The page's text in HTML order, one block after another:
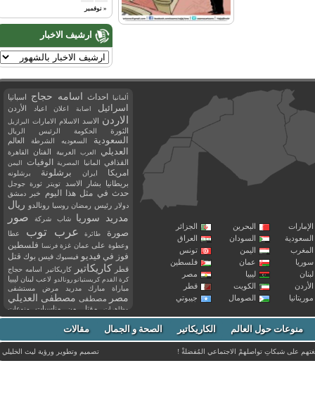
« نوفمبر
ارشيف الاخبار
البحرين
الجزائر
السودان
العراق
اليمن
تونس
عمان
فلسطين
ليبيا
مصر
الكويت
قطر
الصومال جيبوتي
ألمانيا احداث اسامه حجاج اسبانيا
اسرائيل اصابة اعلان اعياد الأردن
الاردن الاسد الاسلام الامارات البرازيل
الثورة الحكومة الرئيس الريال
السعودية السعوديه الشرطة العالم
العديلي العرب العربية الفنان القاهرة
القذافي المانيا المصرية الوفيات اليمن
امريكا ايران برشلونة برشلونه
بريطانيا بشار الاسد تويتر ثورة جوجل
حدث في مثل هذا اليوم خبر دمشق
دولار رئيس رمضان روسيا رونالدو ريال
مدريد
سوريا شاب شركة صور
صورة طائرة عرب توب
عطا
وعطوة على عمان غزة فرنسا فلسطين
فوز في فيديو فيسبوك فيس بوك قتل
قطر كاريكاتير كاريكاتير اسامه حجاج
كرة القدم كريستيانو رونالدو لاعب لبنان ليبيا
مباراة مبارك مدريد مرض مستشفى
مصر مصطفى مصطفى العديلي
مظاهرات مقتل من مناسبات
منوعات
مواليد
موت ميسي ميلان نادي نشر
وفاة وفيات يوتيوب منوعات حول العالم الكاريكاتير الصحة و الجمال مقالات
على شبكاتِ تواصلهمْ الاجتماعي المُفضلةْ ! تصميم وتطوير ورؤيةليث الخليلي